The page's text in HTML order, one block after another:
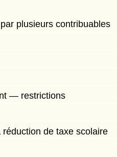
plusieurs contribuables
— restrictions
de taxe scolaire